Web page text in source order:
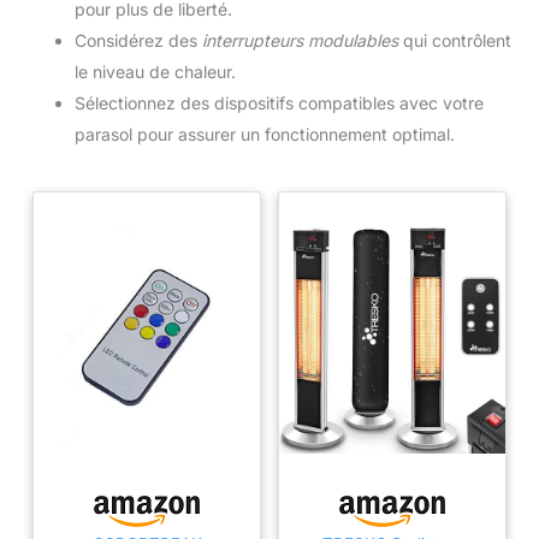
pour plus de liberté.
Considérez des interrupteurs modulablesqui contrôlent
le niveau de chaleur.
Sélectionnez des dispositifs compatibles avec votre
parasol pour assurer un fonctionnement optimal.